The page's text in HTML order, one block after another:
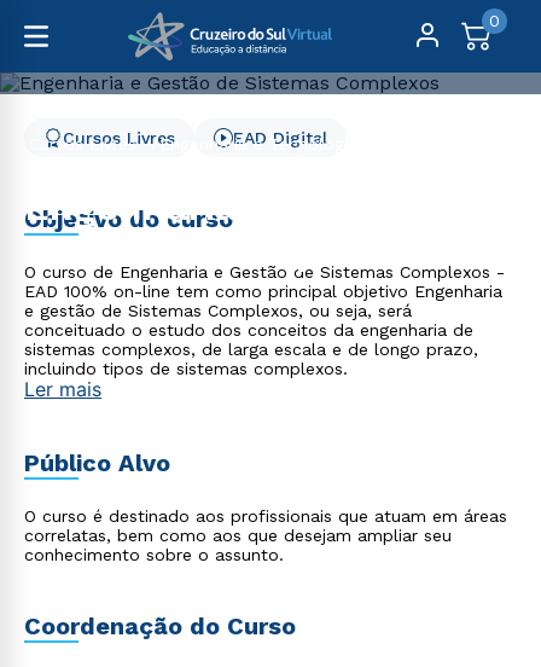
0
Cursos Livres
Engenharia e Tecnologia
Engenharia e Gestão de
Sistemas Complexos
Cursos Livres EAD Digital
Objetivo do curso
O curso de Engenharia e Gestão de Sistemas Complexos -
EAD 100% on-line tem como principal objetivo Engenharia
e gestão de Sistemas Complexos, ou seja, será
conceituado o estudo dos conceitos da engenharia de
sistemas complexos, de larga escala e de longo prazo,
incluindo tipos de sistemas complexos.
Ler mais
Público Alvo
O curso é destinado aos profissionais que atuam em áreas
correlatas, bem como aos que desejam ampliar seu
conhecimento sobre o assunto.
Coordenação do Curso